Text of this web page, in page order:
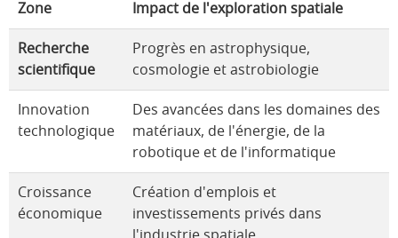
Zone Impact de l'exploration spatiale
Recherche
scientifique
Progrès en astrophysique,
cosmologie et astrobiologie
Innovation
technologique
Des avancées dans les domaines des
matériaux, de l'énergie, de la
robotique et de l'informatique
Croissance
économique
Création d'emplois et
investissements privés dans
l'industrie spatiale